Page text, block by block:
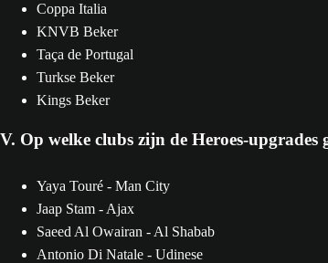
Coppa Italia
KNVB Beker
Taça de Portugal
Turkse Beker
Kings Beker
V. Op welke clubs zijn de Heroes-upgrades
Yaya Touré - Man City
Jaap Stam - Ajax
Saeed Al Owairan - Al Shabab
Antonio Di Natale - Udinese